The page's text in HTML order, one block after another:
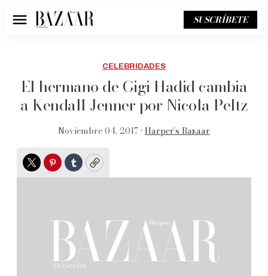
Menú SUSCRÍBETE
CELEBRIDADES
El hermano de Gigi Hadid cambia
a Kendall Jenner por Nicola Peltz
Noviembre 04, 2017 • Harper’s Bazaar
TwitterPinterest
TumblrCopy